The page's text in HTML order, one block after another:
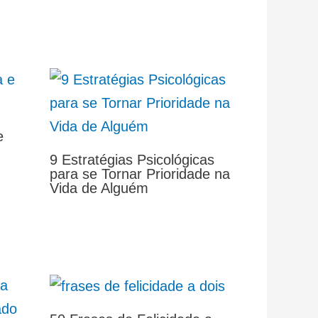
9 Estratégias Psicológicas
para se Tornar Prioridade na
Vida de Alguém